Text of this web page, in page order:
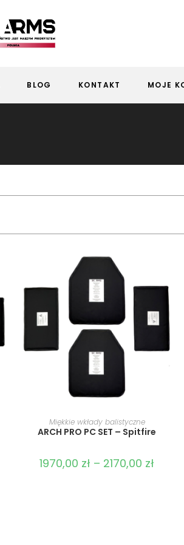
BLOG KONTAKT MOJE
WYBIERZ OPCJE
Miękkie wkłady balistyczne
ARCH PRO PC SET – Spitfire
1970,00 zł – 2170,00 zł